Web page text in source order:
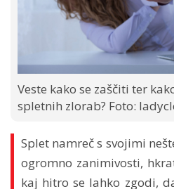
Veste kako se zaščiti ter
spletnih zlorab? Foto:
Splet namreč s svojimi
ogromno zanimivosti,
kaj hitro se lahko zgodi,